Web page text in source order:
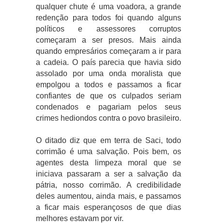
qualquer chute é uma voadora, a grande
redenção para todos foi quando alguns
políticos e assessores corruptos
começaram a ser presos. Mais ainda
quando empresários começaram a ir para
a cadeia. O país parecia que havia sido
assolado por uma onda moralista que
empolgou a todos e passamos a ficar
confiantes de que os culpados seriam
condenados e pagariam pelos seus
crimes hediondos contra o povo brasileiro.
O ditado diz que em terra de Saci, todo
corrimão é uma salvação. Pois bem, os
agentes desta limpeza moral que se
iniciava passaram a ser a salvação da
pátria, nosso corrimão. A credibilidade
deles aumentou, ainda mais, e passamos
a ficar mais esperançosos de que dias
melhores estavam por vir.